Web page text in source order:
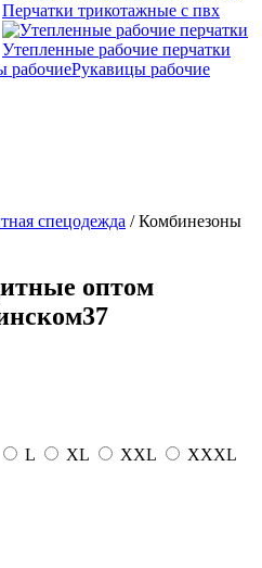
Перчатки трикотажные с пвх
Утепленные рабочие перчатки
Рукавицы рабочие
спецодежда / Комбинезоны
оптом
37
L XL XXL
XXXL